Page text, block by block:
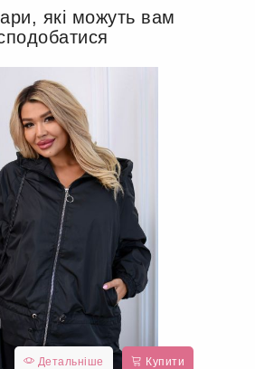
які можуть вам
Детальніше Купити